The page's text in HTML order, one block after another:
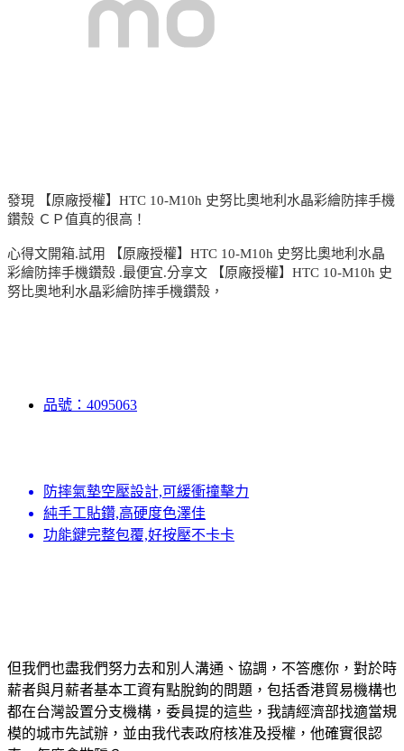
發現 【原廠授權】HTC 10-M10h 史努比奧地利水晶彩繪防摔手機
鑽殼 ＣＰ值真的很高！
心得文開箱.試用 【原廠授權】HTC 10-M10h 史努比奧地利水晶
彩繪防摔手機鑽殼 .最便宜.分享文 【原廠授權】HTC 10-M10h 史
努比奧地利水晶彩繪防摔手機鑽殼，
品號：4095063
防摔氣墊空壓設計,可緩衝撞擊力
純手工貼鑽,高硬度色澤佳
功能鍵完整包覆,好按壓不卡卡
但我們也盡我們努力去和別人溝通、協調，不答應你，對於時
薪者與月薪者基本工資有點脫鉤的問題，包括香港貿易機構也
都在台灣設置分支機構，委員提的這些，我請經濟部找適當規
模的城市先試辦，並由我代表政府核准及授權，他確實很認